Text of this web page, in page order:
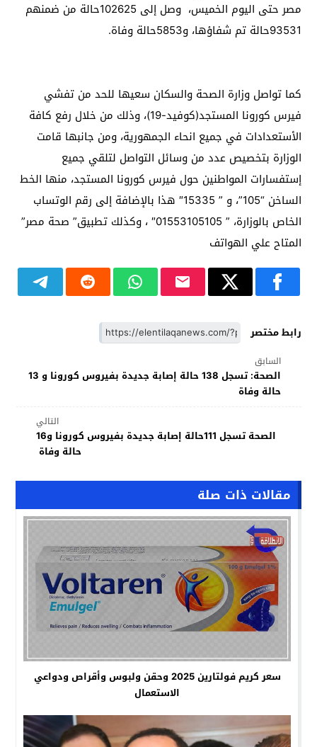
مصر حتى اليوم الخميس، وصل إلى 102625حالة من ضمنهم
93531حالة تم شفاؤها، و5853حالة وفاة.
كما تواصل وزارة الصحة والسكان سعيها للحد من تفشي
فيرس كورونا المستجد(كوفيد-19)، وذلك من خلال رفع كافة
الأستعدادات في جميع انحاء الجمهورية، ومن جانبها قامت
الوزارة بتخصيص عدد من وسائل التواصل لتلقي جميع
إستفسارات المواطنين حول فيرس كورونا المستجد، منها الخط
الساخن “105”، و ” 15335″ هذا بالإضافة إلى رقم الوتساب
الخاص بالوزارة، ” 01553105105″ ، وكذلك تطبيق” صحة مصر”
المتاح علي الهواتف
رابط مختصر
السابق
الصحة: تسجل 138 حالة إصابة جديدة بفيروس كورونا و 13
حالة وفاة
التالي
الصحة تسجل 111حالة إصابة جديدة بفيروس كورونا و16
حالة وفاة
مقالات ذات صلة
سعر كريم فولتارين 2025 وحقن ولبوس وأقراص ودواعي
الاستعمال